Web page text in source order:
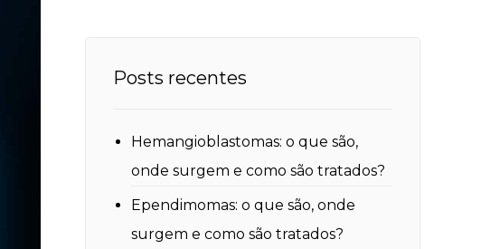
Posts recentes
Hemangioblastomas: o que são,
onde surgem e como são tratados?
Ependimomas: o que são, onde
surgem e como são tratados?